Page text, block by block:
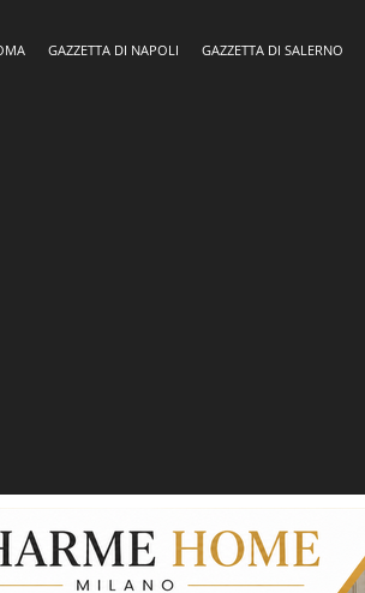
GAZZETTA DI NAPOLI GAZZETTA DI SALERNO